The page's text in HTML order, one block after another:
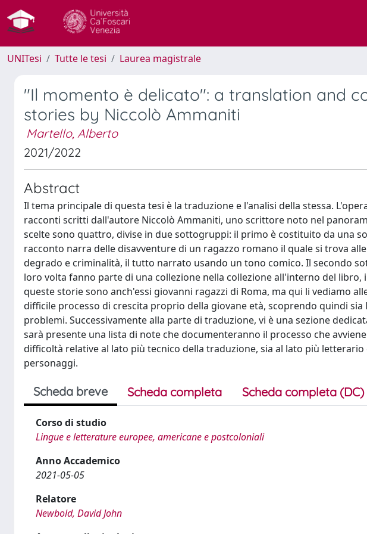
UNITesi Tutte le tesi Laurea magistrale
"Il momento è delicato": a translation and
stories by Niccolò Ammaniti
Martello, Alberto
2021/2022
Abstract
Il tema principale di questa tesi è la traduzione e l'analisi della stessa.
racconti scritti dall'autore Niccolò Ammaniti, uno scrittore noto nel
scelte sono quattro, divise in due sottogruppi: il primo è costituito da una
racconto narra delle disavventure di un ragazzo romano il quale si trova
degrado e criminalità, il tutto narrato usando un tono comico. Il secondo
loro volta fanno parte di una collezione nella collezione all'interno del
queste storie sono anch'essi giovanni ragazzi di Roma, ma qui li vediamo
difficile processo di crescita proprio della giovane età, scoprendo quindi
problemi. Successivamente alla parte di traduzione, vi è una sezione
sarà presente una lista di note che documenteranno il processo che
difficoltà relative al lato più tecnico della traduzione, sia al lato più
personaggi.
Scheda breve Scheda completa Scheda completa (DC)
Corso di studio
Lingue e letterature europee, americane e postcoloniali
Anno Accademico
2021-05-05
Relatore
Newbold, David John